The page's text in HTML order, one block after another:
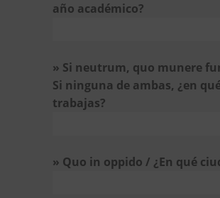
año académico?
» Si neutrum, quo munere
Si ninguna de ambas, ¿en
trabajas?
» Quo in oppido / ¿En qué